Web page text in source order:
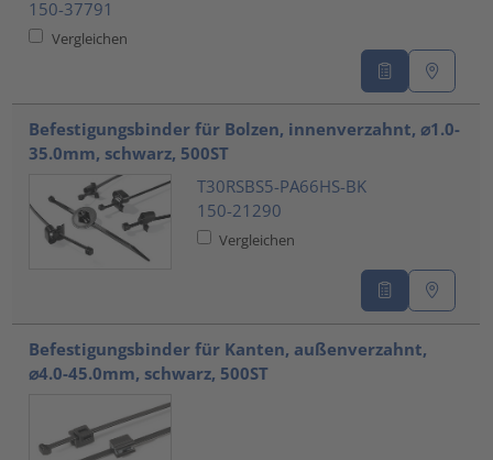
150-37791
Vergleichen
Befestigungsbinder für Bolzen, innenverzahnt, ⌀1.0-
35.0mm, schwarz, 500ST
T30RSBS5-PA66HS-BK
150-21290
Vergleichen
Befestigungsbinder für Kanten, außenverzahnt,
⌀4.0-45.0mm, schwarz, 500ST